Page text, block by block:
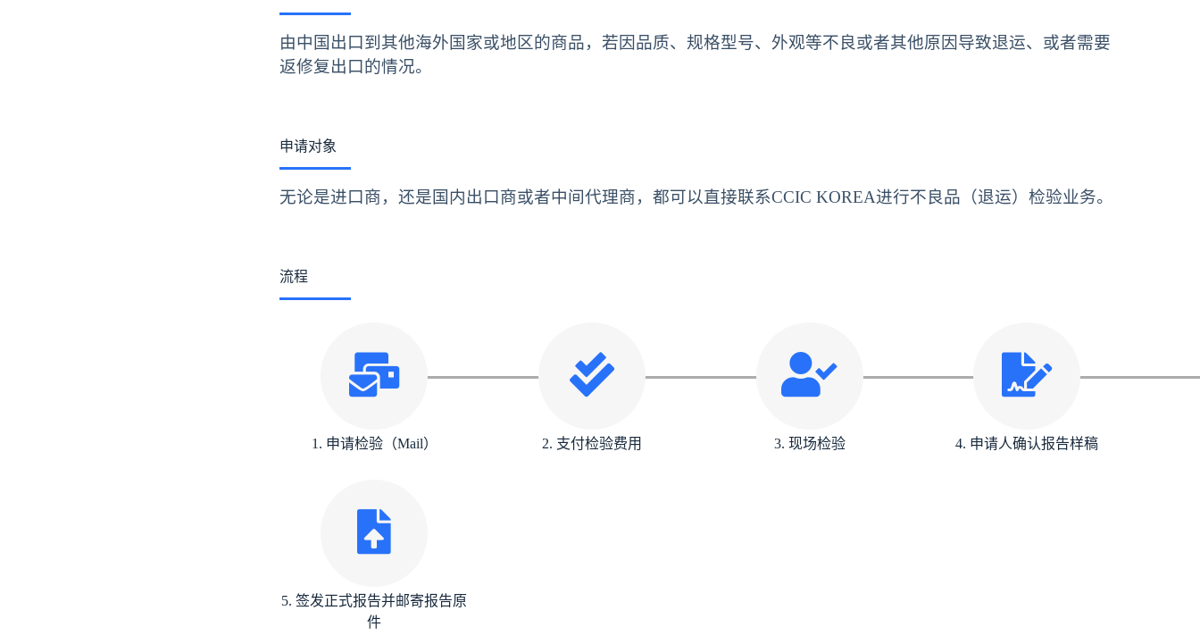
由中国出口到其他海外国家或地区的商品，若因品质、规格型号、外观等不良或者其他原因导致退运、或者需要
返修复出口的情况。
申请对象
无论是进口商，还是国内出口商或者中间代理商，都可以直接联系CCIC KOREA进行不良品（退运）检验业务。
流程
1. 申请检验（Mail） 2. 支付检验费用 3. 现场检验 4. 申请人确认报告样稿
5. 签发正式报告并邮寄报告原
件